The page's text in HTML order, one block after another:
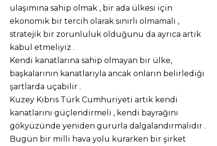
ulaşımına sahip olmak , bir ada ülkesi için
ekonomik bir tercih olarak sınırlı olmamalı ,
stratejik bir zorunluluk olduğunu da ayrıca artık
kabul etmeliyiz .
Kendi kanatlarına sahip olmayan bir ülke,
başkalarının kanatlarıyla ancak onların belirlediği
şartlarda uçabilir .
Kuzey Kıbrıs Türk Cumhuriyeti artık kendi
kanatlarını güçlendirmeli , kendi bayrağını
gökyüzünde yeniden gururla dalgalandırmalıdır .
Bugün bir milli hava yolu kurarken bir şirket